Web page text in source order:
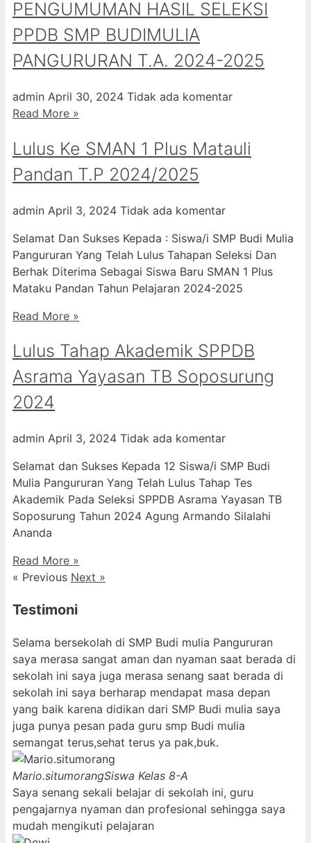
PENGUMUMAN HASIL SELEKSI
PPDB SMP BUDIMULIA
PANGURURAN T.A. 2024-2025
admin April 30, 2024 Tidak ada komentar
Read More »
Lulus Ke SMAN 1 Plus Matauli
Pandan T.P 2024/2025
admin April 3, 2024 Tidak ada komentar
Selamat Dan Sukses Kepada : Siswa/i SMP Budi Mulia
Pangururan Yang Telah Lulus Tahapan Seleksi Dan
Berhak Diterima Sebagai Siswa Baru SMAN 1 Plus
Mataku Pandan Tahun Pelajaran 2024-2025
Read More »
Lulus Tahap Akademik SPPDB
Asrama Yayasan TB Soposurung
2024
admin April 3, 2024 Tidak ada komentar
Selamat dan Sukses Kepada 12 Siswa/i SMP Budi
Mulia Pangururan Yang Telah Lulus Tahap Tes
Akademik Pada Seleksi SPPDB Asrama Yayasan TB
Soposurung Tahun 2024 Agung Armando Silalahi
⁠Ananda
Read More »
« Previous Next »
Testimoni
Selama bersekolah di SMP Budi mulia Pangururan
saya merasa sangat aman dan nyaman saat berada di
sekolah ini saya juga merasa senang saat berada di
sekolah ini saya berharap mendapat masa depan
yang baik karena didikan dari SMP Budi mulia saya
juga punya pesan pada guru smp Budi mulia
semangat terus,sehat terus ya pak,buk.
Mario.situmorangSiswa Kelas 8-A
Saya senang sekali belajar di sekolah ini, guru
pengajarnya nyaman dan profesional sehingga saya
mudah mengikuti pelajaran